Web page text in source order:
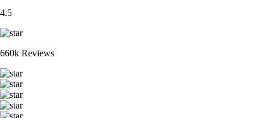
4.5
660k Reviews